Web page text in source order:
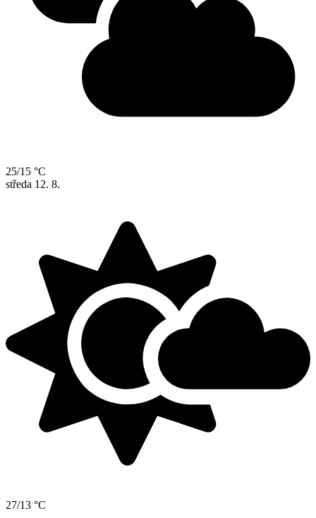
25/15 °C
středa 12. 8.
27/13 °C